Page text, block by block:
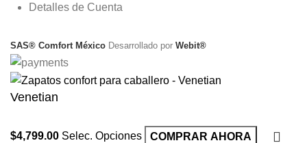
Detalles de Cuenta
SAS® Comfort México Desarrollado por Webit®
Venetian
$4,799.00 Selec. Opciones COMPRAR AHORA